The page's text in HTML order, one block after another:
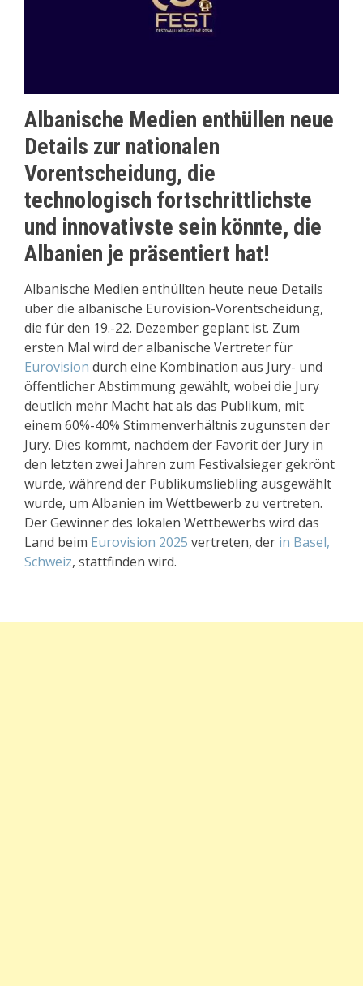
Albanische Medien enthüllen neue
Details zur nationalen
Vorentscheidung, die
technologisch fortschrittlichste
und innovativste sein könnte, die
Albanien je präsentiert hat!
Albanische Medien enthüllten heute neue Details
über die albanische Eurovision-Vorentscheidung,
die für den 19.-22. Dezember geplant ist. Zum
ersten Mal wird der albanische Vertreter für
Eurovision durch eine Kombination aus Jury- und
öffentlicher Abstimmung gewählt, wobei die Jury
deutlich mehr Macht hat als das Publikum, mit
einem 60%-40% Stimmenverhältnis zugunsten der
Jury. Dies kommt, nachdem der Favorit der Jury in
den letzten zwei Jahren zum Festivalsieger gekrönt
wurde, während der Publikumsliebling ausgewählt
wurde, um Albanien im Wettbewerb zu vertreten.
Der Gewinner des lokalen Wettbewerbs wird das
Land beim Eurovision 2025 vertreten, der in Basel,
Schweiz, stattfinden wird.